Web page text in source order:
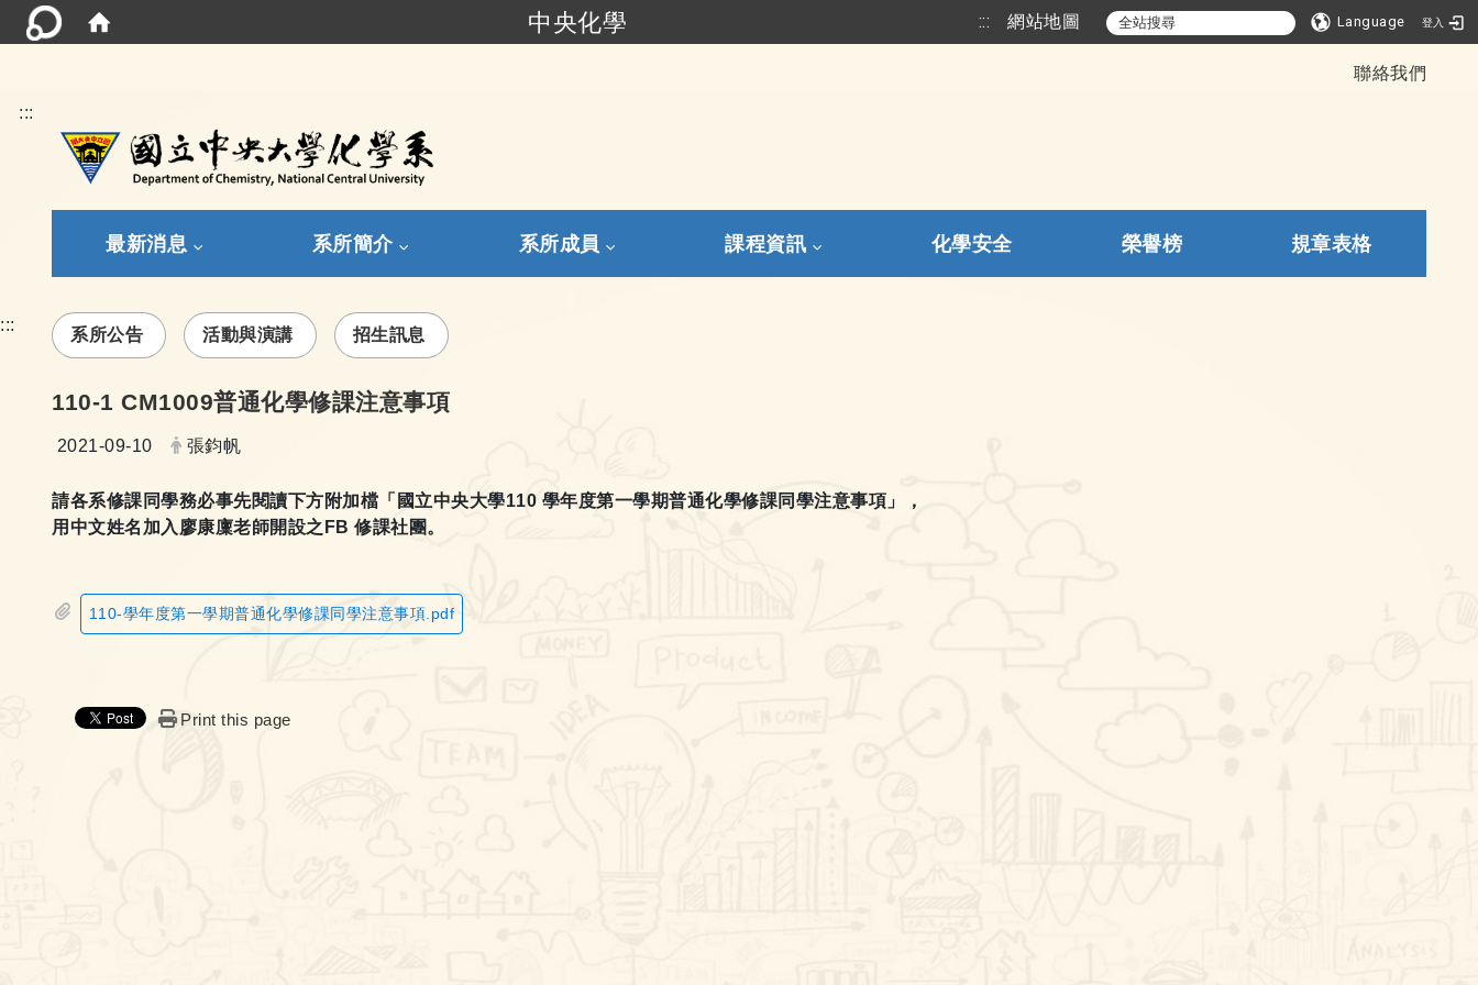
中央化學 ::: 網站地圖 Language 登入
聯絡我們
:::
最新消息 系所簡介 系所成員 課程資訊 化學安全 榮譽榜 規章表格
:::
系所公告 活動與演講 招生訊息
110-1 CM1009普通化學修課注意事項
日期：
2021-09-10 發布者：
張鈞帆
請各系修課同學務必事先閱讀下方附加檔「國立中央大學110 學年度第一學期普通化學修課同學注意事項」，
用中文姓名加入廖康廩老師開設之FB 修課社團。
110-學年度第一學期普通化學修課同學注意事項.pdf
Print this page